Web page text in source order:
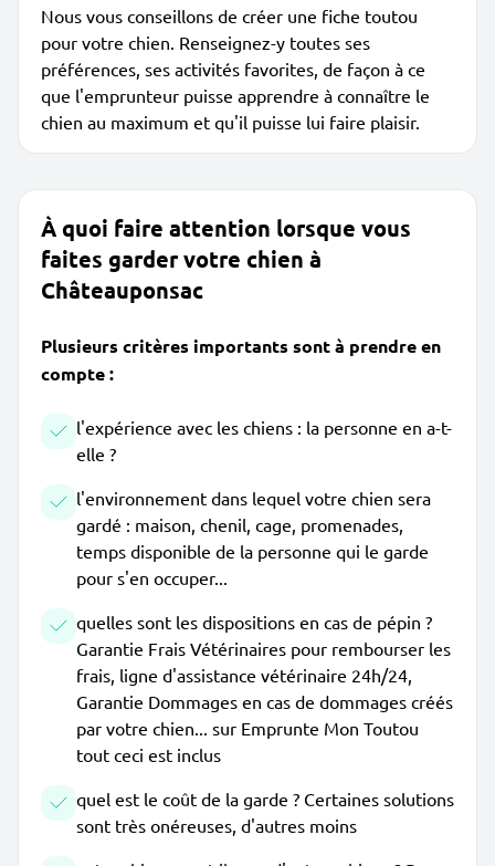
Nous vous conseillons de créer une fiche toutou
pour votre chien. Renseignez-y toutes ses
préférences, ses activités favorites, de façon à ce
que l'emprunteur puisse apprendre à connaître le
chien au maximum et qu'il puisse lui faire plaisir.
À quoi faire attention lorsque vous
faites garder votre chien à
Châteauponsac
Plusieurs critères importants sont à prendre en
compte :
l'expérience avec les chiens : la personne en a-t-
elle ?
l'environnement dans lequel votre chien sera
gardé : maison, chenil, cage, promenades,
temps disponible de la personne qui le garde
pour s'en occuper...
quelles sont les dispositions en cas de pépin ?
Garantie Frais Vétérinaires pour rembourser les
frais, ligne d'assistance vétérinaire 24h/24,
Garantie Dommages en cas de dommages créés
par votre chien... sur Emprunte Mon Toutou
tout ceci est inclus
quel est le coût de la garde ? Certaines solutions
sont très onéreuses, d'autres moins